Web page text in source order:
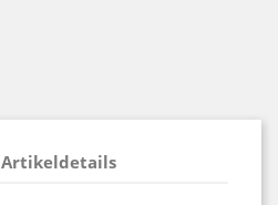
Artikeldetails